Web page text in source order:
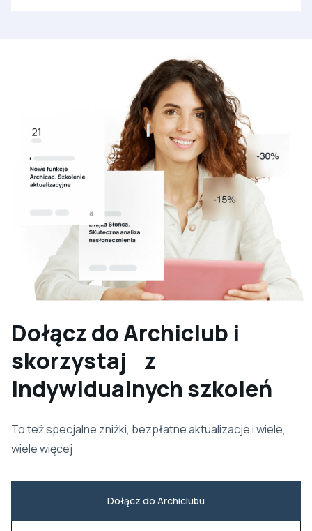
Dołącz do Archiclub i
skorzystaj z
indywidualnych szkoleń
To też specjalne zniżki, bezpłatne aktualizacje i wiele,
wiele więcej
Dołącz do Archiclubu